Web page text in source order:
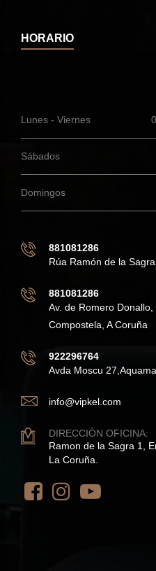
HORARIO
Lunes - Viernes
Sábados
Domingos
881081286
Rúa Ramón de la
881081286
Av. de Romero
Compostela, A Coruña
922296764
Avda Moscu
info@vipkel.com
DIRECCIÓN OFICINA:
Ramon de la Sagra 1,
La Coruña.